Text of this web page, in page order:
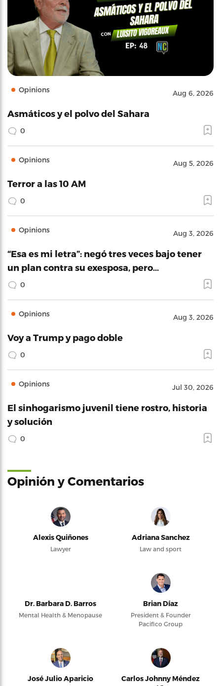
Opinions Aug 6, 2026
Asmáticos y el polvo del Sahara
0
Opinions Aug 5, 2026
Terror a las 10 AM
0
Opinions Aug 3, 2026
“Esa es mi letra”: negó tres veces bajo tener
un plan contra su exesposa, pero…
0
Opinions Aug 3, 2026
Voy a Trump y pago doble
0
Opinions Jul 30, 2026
El sinhogarismo juvenil tiene rostro, historia
y solución
0
Opinión y Comentarios
Alexis Quiñones
Lawyer
Adriana Sanchez
Law and sport
Dr. Barbara D. Barros
Mental Health & Menopause
Brian Díaz
President & Founder
Pacifico Group
José Julio Aparicio
Carlos Johnny Méndez